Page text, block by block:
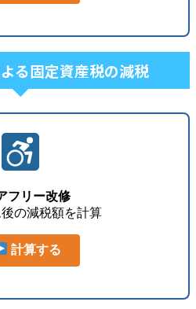
る固定資産税の減税
フリー改修
の減税額を計算
計算する